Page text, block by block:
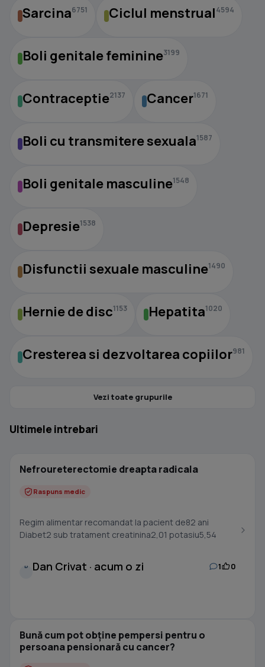
Sarcina6751 Ciclul menstrual4594
Boli genitale feminine3199
Contraceptie2137 Cancer1671
Boli cu transmitere sexuala1587
Boli genitale masculine1548
Depresie1538
Disfunctii sexuale masculine1490
Hernie de disc1153 Hepatita1020
Cresterea si dezvoltarea copiilor981
Vezi toate grupurile
Ultimele intrebari
Nefroureterectomie dreapta radicala
Raspuns medic
Regim alimentar recomandat la pacient de82 ani
Diabet2 sub tratament creatinina2,01 potasiu5,54
D Dan Crivat · acum o zi 1 0
Bună cum pot obține pempersi pentru o
persoana pensionară cu cancer?